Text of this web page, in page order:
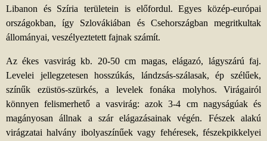
Libanon és Szíria területein is előfordul. Egyes közép-európai
országokban, így Szlovákiában és Csehországban megritkultak
állományai, veszélyeztetett fajnak számít.
Az ékes vasvirág kb. 20-50 cm magas, elágazó, lágyszárú faj.
Levelei jellegzetesen hosszúkás, lándzsás-szálasak, ép szélűek,
színűk ezüstös-szürkés, a levelek fonáka molyhos. Virágairól
könnyen felismerhető a vasvirág: azok 3-4 cm nagyságúak és
magányosan állnak a szár elágazásainak végén. Fészek alakú
virágzatai halvány ibolyaszínűek vagy fehéresek, fészekpikkelyei